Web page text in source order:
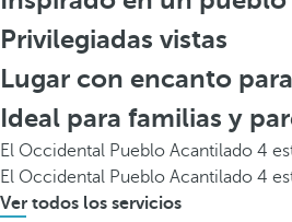
Privilegiadas vistas
Lugar con encanto
Ideal para familias y
El Occidental Pueblo Acantilado 4
El Occidental Pueblo Acantilado 4
Ver todos los servicios